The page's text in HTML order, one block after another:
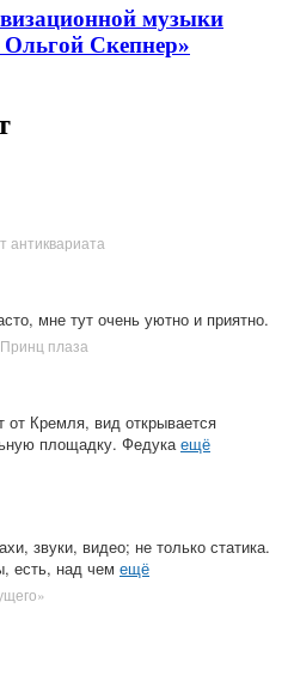
музыки
Скепнер»
антиквариата
мне тут очень уютно и приятно.
плаза
Кремля, вид открывается
площадку. Федукаещё
звуки, видео; не только статика.
есть, над чем ещё